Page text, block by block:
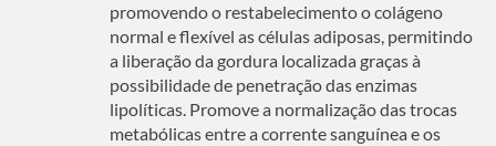
promovendo o restabelecimento o colágeno
normal e flexível as células adiposas, permitindo
a liberação da gordura localizada graças à
possibilidade de penetração das enzimas
lipolíticas. Promove a normalização das trocas
metabólicas entre a corrente sanguínea e os